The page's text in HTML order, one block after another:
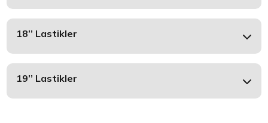
18’’ Lastikler
19’’ Lastikler